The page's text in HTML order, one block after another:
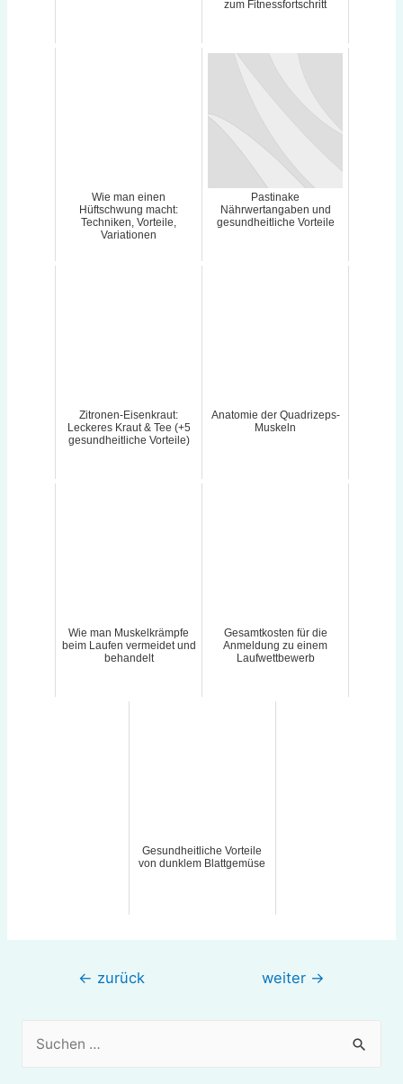
zum Fitnessfortschritt
Wie man einen
Hüftschwung macht:
Techniken, Vorteile,
Variationen
Pastinake
Nährwertangaben und
gesundheitliche Vorteile
Zitronen-Eisenkraut:
Leckeres Kraut & Tee (+5
gesundheitliche Vorteile)
Anatomie der Quadrizeps-
Muskeln
Wie man Muskelkrämpfe
beim Laufen vermeidet und
behandelt
Gesamtkosten für die
Anmeldung zu einem
Laufwettbewerb
Gesundheitliche Vorteile
von dunklem Blattgemüse
Beitragsnavigation
← zurück weiter →